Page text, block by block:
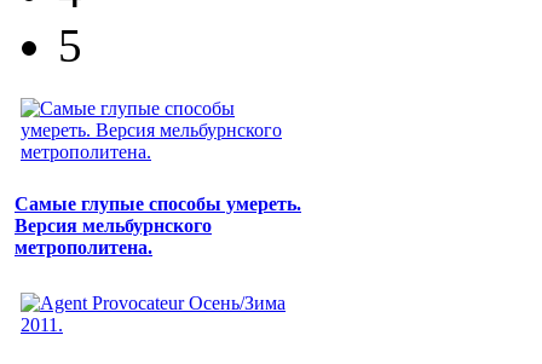
5
Самые глупые способы умереть.
Версия мельбурнского
метрополитена.